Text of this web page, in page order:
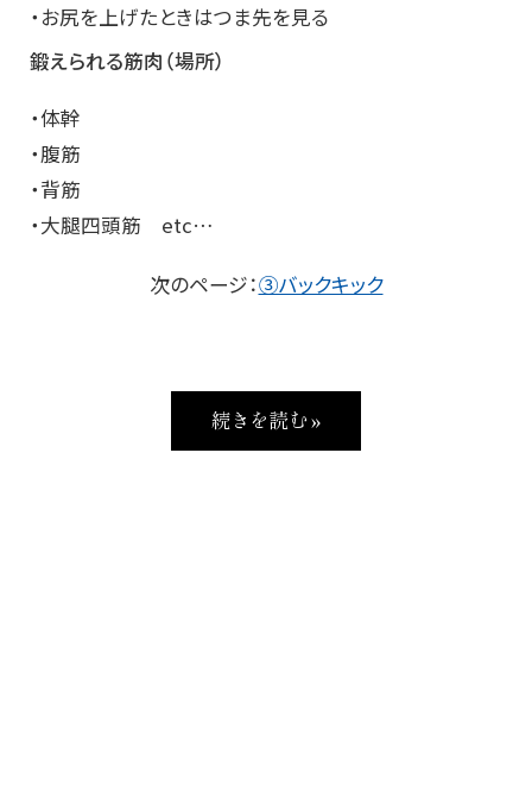
・お尻を上げたときはつま先を見る
鍛えられる筋肉（場所）
・体幹
・腹筋
・背筋
・大腿四頭筋 etc…
次のページ：③バックキック
続きを読む »